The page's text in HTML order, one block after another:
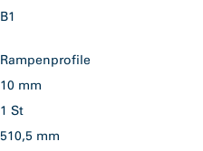
B1
Rampenprofile
10 mm
1 St
510,5 mm